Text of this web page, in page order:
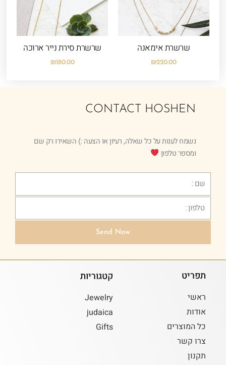
שרשרת אימאנה
₪220.00
שרשרת סירת נייר ארוכה
₪180.00
CONTACT HOSHEN
נשמח לענות על כל שאלה, רעיון או הצעה :) השאירו רק שם
ומספר טלפון
Phone
Send Now
תפריט
ראשי
אודות
כל המוצרים
צרו קשר
תקנון
קטגוריות
Jewelry
judaica
Gifts